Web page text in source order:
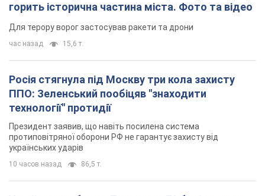
горить історична частина міста. Фото та відео
Для терору ворог застосував ракети та дрони
час назад 15,6 т.
Росія стягнула під Москву три кола захисту
ППО: Зеленський пообіцяв "знаходити
технології" протидії
Президент заявив, що навіть посилена система
протиповітряної оборони РФ не гарантує захисту від
українських ударів
10 часов назад 86,5 т.